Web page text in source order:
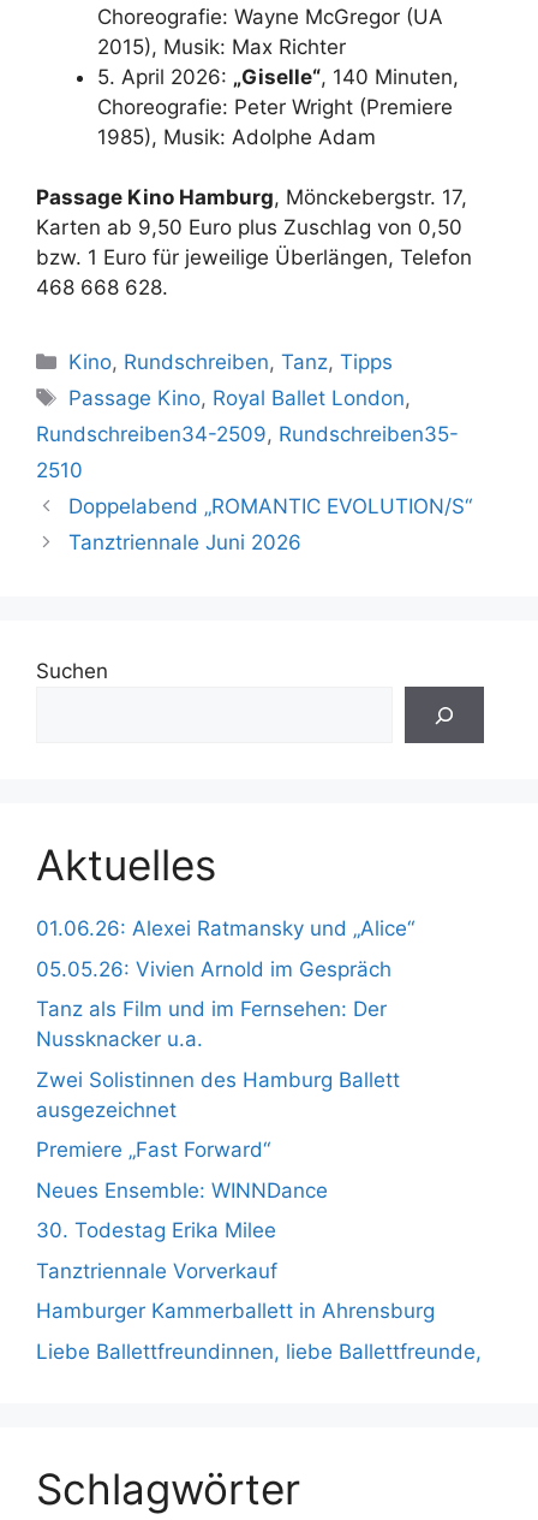
Choreografie: Wayne McGregor (UA
2015), Musik: Max Richter
5. April 2026: „Giselle“, 140 Minuten,
Choreografie: Peter Wright (Premiere
1985), Musik: Adolphe Adam
Passage Kino Hamburg, Mönckebergstr. 17,
Karten ab 9,50 Euro plus Zuschlag von 0,50
bzw. 1 Euro für jeweilige Überlängen, Telefon
468 668 628.
Kategorien
Kino, Rundschreiben,Tanz,Tipps
Schlagwörter
Passage Kino, Royal Ballet London,
Rundschreiben34-2509, Rundschreiben35-
2510
Doppelabend „ROMANTIC EVOLUTION/S“
Tanztriennale Juni 2026
Suchen
Aktuelles
01.06.26: Alexei Ratmansky und „Alice“
05.05.26: Vivien Arnold im Gespräch
Tanz als Film und im Fernsehen: Der
Nussknacker u.a.
Zwei Solistinnen des Hamburg Ballett
ausgezeichnet
Premiere „Fast Forward“
Neues Ensemble: WINNDance
30. Todestag Erika Milee
Tanztriennale Vorverkauf
Hamburger Kammerballett in Ahrensburg
Liebe Ballettfreundinnen, liebe Ballettfreunde,
Schlagwörter